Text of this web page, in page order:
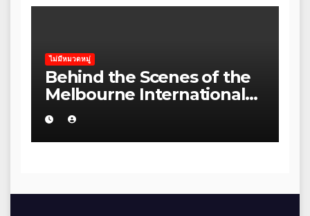
ไม่มีหมวดหมู่
Behind the Scenes of the
Melbourne International
Comedy Festival